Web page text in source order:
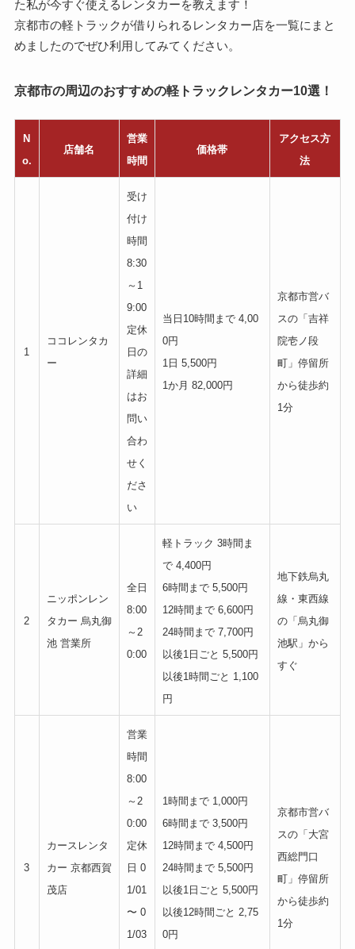
た私が今すぐ使えるレンタカーを教えます！
京都市の軽トラックが借りられるレンタカー店を一覧にまと
めましたのでぜひ利用してみてください。
京都市の周辺のおすすめの軽トラックレンタカー10選！
N
o.
店舗名
営業
時間
価格帯
アクセス方
法
1
ココレンタカ
ー
受け
付け
時間
8:30
～1
9:00
定休
日の
詳細
はお
問い
合わ
せく
ださ
い
当日10時間まで 4,00
0円
1日 5,500円
1か月 82,000円
京都市営バ
スの「吉祥
院壱ノ段
町」停留所
から徒歩約
1分
2
ニッポンレン
タカー 烏丸御
池 営業所
全日
8:00
～2
0:00
軽トラック 3時間ま
で 4,400円
6時間まで 5,500円
12時間まで 6,600円
24時間まで 7,700円
以後1日ごと 5,500円
以後1時間ごと 1,100
円
地下鉄烏丸
線・東西線
の「烏丸御
池駅」から
すぐ
3
カースレンタ
カー 京都西賀
茂店
営業
時間
8:00
～2
0:00
定休
日 0
1/01
〜 0
1/03
1時間まで 1,000円
6時間まで 3,500円
12時間まで 4,500円
24時間まで 5,500円
以後1日ごと 5,500円
以後12時間ごと 2,75
0円
京都市営バ
スの「大宮
西総門口
町」停留所
から徒歩約
1分